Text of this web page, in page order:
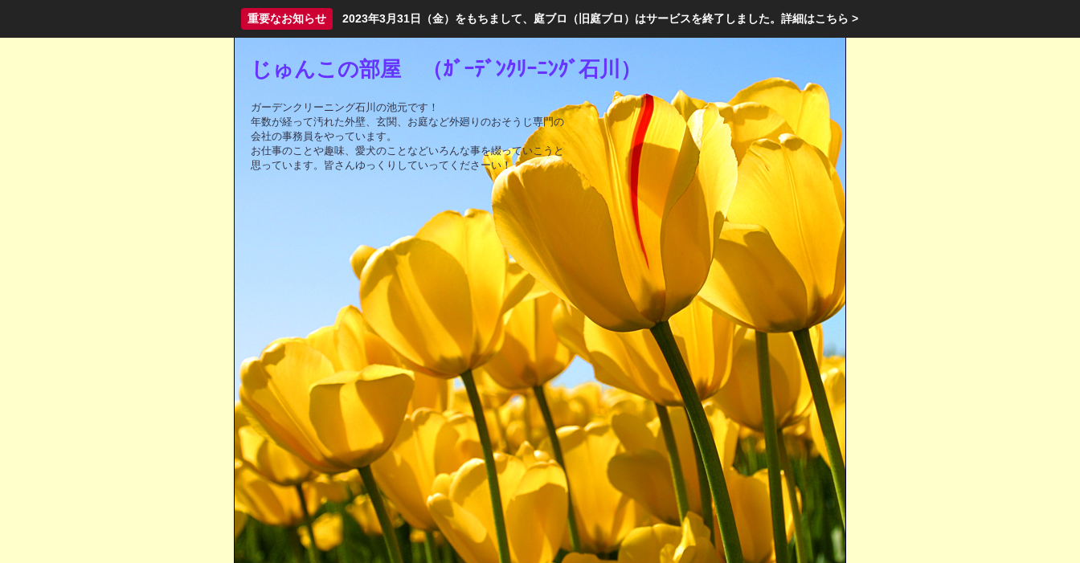
重要なお知らせ 2023年3月31日（金）をもちまして、庭ブロ（旧庭ブロ）はサービスを終了しました。 詳細はこちら >
じゅんこの部屋 （ｶﾞｰﾃﾞﾝｸﾘｰﾆﾝｸﾞ石川）
ガーデンクリーニング石川の池元です！
年数が経って汚れた外壁、玄関、お庭など外廻りのおそうじ専門の
会社の事務員をやっています。
お仕事のことや趣味、愛犬のことなどいろんな事を綴っていこうと
思っています。皆さんゆっくりしていってくださーい！